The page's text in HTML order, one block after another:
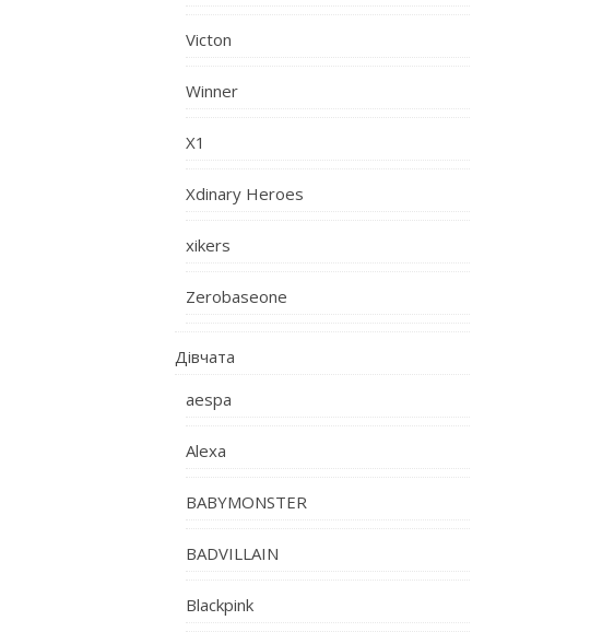
Victon
Winner
X1
Xdinary Heroes
xikers
Zerobaseone
Дівчата
aespa
Alexa
BABYMONSTER
BADVILLAIN
Blackpink